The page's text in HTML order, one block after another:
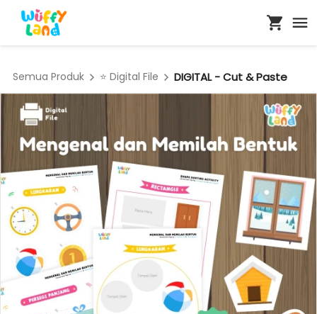
Semua Produk ⭐ Digital File DIGITAL - Cut & Paste